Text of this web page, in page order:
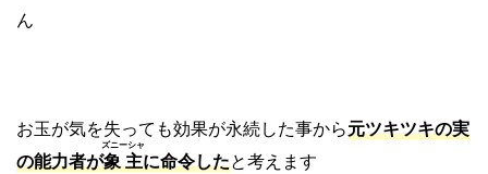
ん
お玉が気を失っても効果が永続した事から元ツキツキの実
の能力者が象主
ズニーシャ
に命令したと考えます